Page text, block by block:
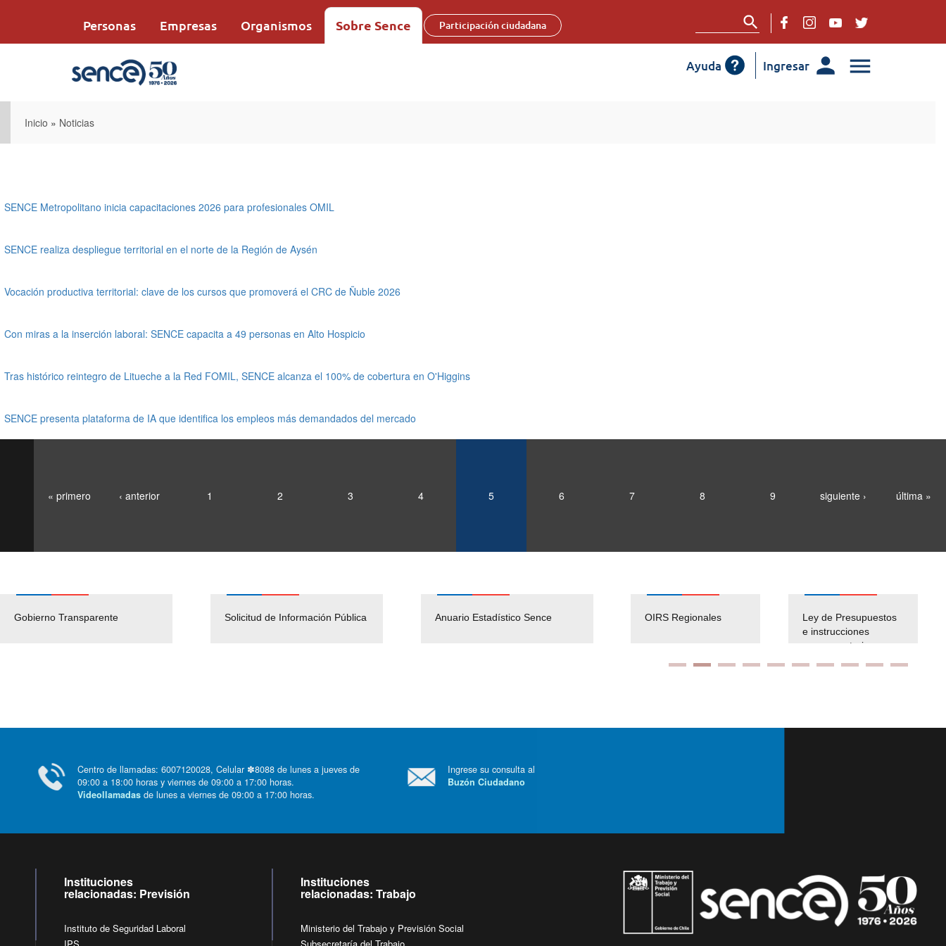
Personas Empresas Organismos Sobre Sence Participación ciudadana
Ingresar
Ayuda
Inicio » Noticias
SENCE Metropolitano inicia capacitaciones 2026 para profesionales OMIL
SENCE realiza despliegue territorial en el norte de la Región de Aysén
Vocación productiva territorial: clave de los cursos que promoverá el CRC de Ñuble 2026
Con miras a la inserción laboral: SENCE capacita a 49 personas en Alto Hospicio
Tras histórico reintegro de Litueche a la Red FOMIL, SENCE alcanza el 100% de cobertura en O'Higgins
SENCE presenta plataforma de IA que identifica los empleos más demandados del mercado
« primero ‹ anterior 1 2 3 4 5 6 7 8 9 siguiente › última »
Gobierno Transparente Solicitud de Información Pública Anuario Estadístico Sence
Pago Proveedores
Empleos Públicos
Solicitud Audiencias y
OIRS Regionales
Ley de Presupuestos
e instrucciones
presuspuetarias
Centro de llamadas: 6007120028, Celular ✽8088 de lunes a jueves de
09:00 a 18:00 horas y viernes de 09:00 a 17:00 horas.
Videollamadas de lunes a viernes de 09:00 a 17:00 horas.
Ingrese su consulta al
Buzón Ciudadano
Instituciones
relacionadas: Previsión
Instituto de Seguridad Laboral
IPS
Instituciones
relacionadas: Trabajo
Ministerio del Trabajo y Previsión Social
Subsecretaría del Trabajo